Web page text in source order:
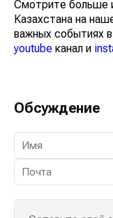
Смотрите больше
Казахстана на
важных событиях в
youtube канал и
Обсуждение